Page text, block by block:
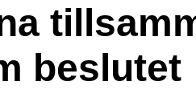
beslutet